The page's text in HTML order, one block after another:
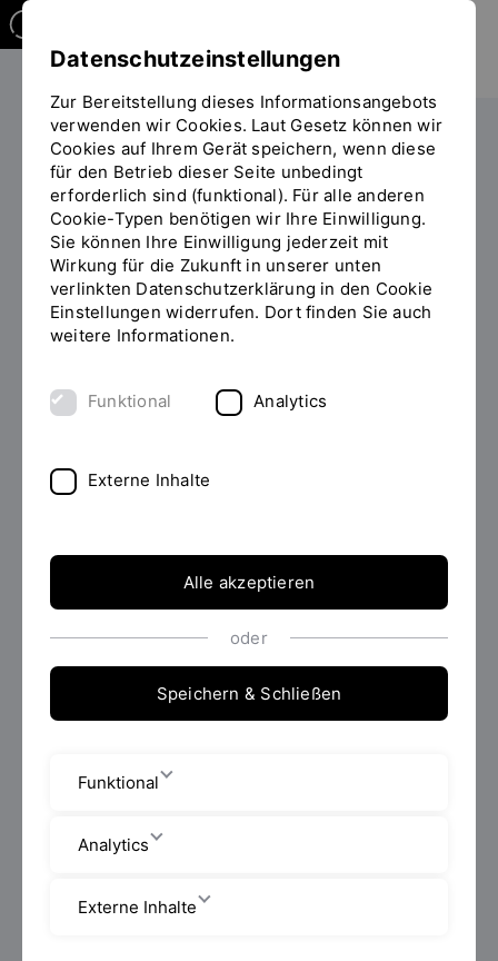
Sie
befinden
sich
auf
der
Seite
"Detailansicht"
Studieren Studiengangübersicht
INHALT
MASTER OF ARTS (M.A.)
Human Resource
Bereiche des Personalmanagements ab. Wir machen
Ressource Consultant oder Human Ressource
KI-Studienberater
Sie sind sich unsicher, welcher Masterstudiengang zu
Dann testen Sie jetzt unseren
Datenschutzeinstellungen
Zur Bereitstellung dieses Informationsangebots
verwenden wir Cookies. Laut Gesetz können wir
Cookies auf Ihrem Gerät speichern, wenn diese
für den Betrieb dieser Seite unbedingt
erforderlich sind (funktional). Für alle anderen
Cookie-Typen benötigen wir Ihre Einwilligung.
Sie können Ihre Einwilligung jederzeit mit
Wirkung für die Zukunft in unserer unten
verlinkten Datenschutzerklärung in den Cookie
Einstellungen widerrufen. Dort finden Sie auch
weitere Informationen.
Funktional Analytics
Externe Inhalte
Alle akzeptieren
oder
Speichern & Schließen
Funktional
Analytics
Externe Inhalte